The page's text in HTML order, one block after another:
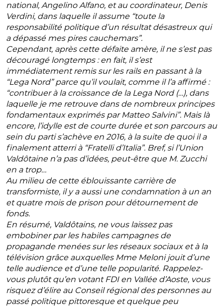
national, Angelino Alfano, et au coordinateur, Denis
Verdini, dans laquelle il assume “toute la
responsabilité politique d’un résultat désastreux qui
a dépassé mes pires cauchemars”.
Cependant, après cette défaite amère, il ne s’est pas
découragé longtemps : en fait, il s’est
immédiatement remis sur les rails en passant à la
“Lega Nord” parce qu’il voulait, comme il l’a affirmé :
“contribuer à la croissance de la Lega Nord (…), dans
laquelle je me retrouve dans de nombreux principes
fondamentaux exprimés par Matteo Salvini”. Mais là
encore, l’idylle est de courte durée et son parcours au
sein du parti s’achève en 2016, à la suite de quoi il a
finalement atterri à “Fratelli d’Italia”. Bref, si l’Union
Valdôtaine n’a pas d’idées, peut-être que M. Zucchi
en a trop…
Au milieu de cette éblouissante carrière de
transformiste, il y a aussi une condamnation à un an
et quatre mois de prison pour détournement de
fonds.
En résumé, Valdôtains, ne vous laissez pas
embobiner par les habiles campagnes de
propagande menées sur les réseaux sociaux et à la
télévision grâce auxquelles Mme Meloni jouit d’une
telle audience et d’une telle popularité. Rappelez-
vous plutôt qu’en votant FDI en Vallée d’Aoste, vous
risquez d’élire au Conseil régional des personnes au
passé politique pittoresque et quelque peu